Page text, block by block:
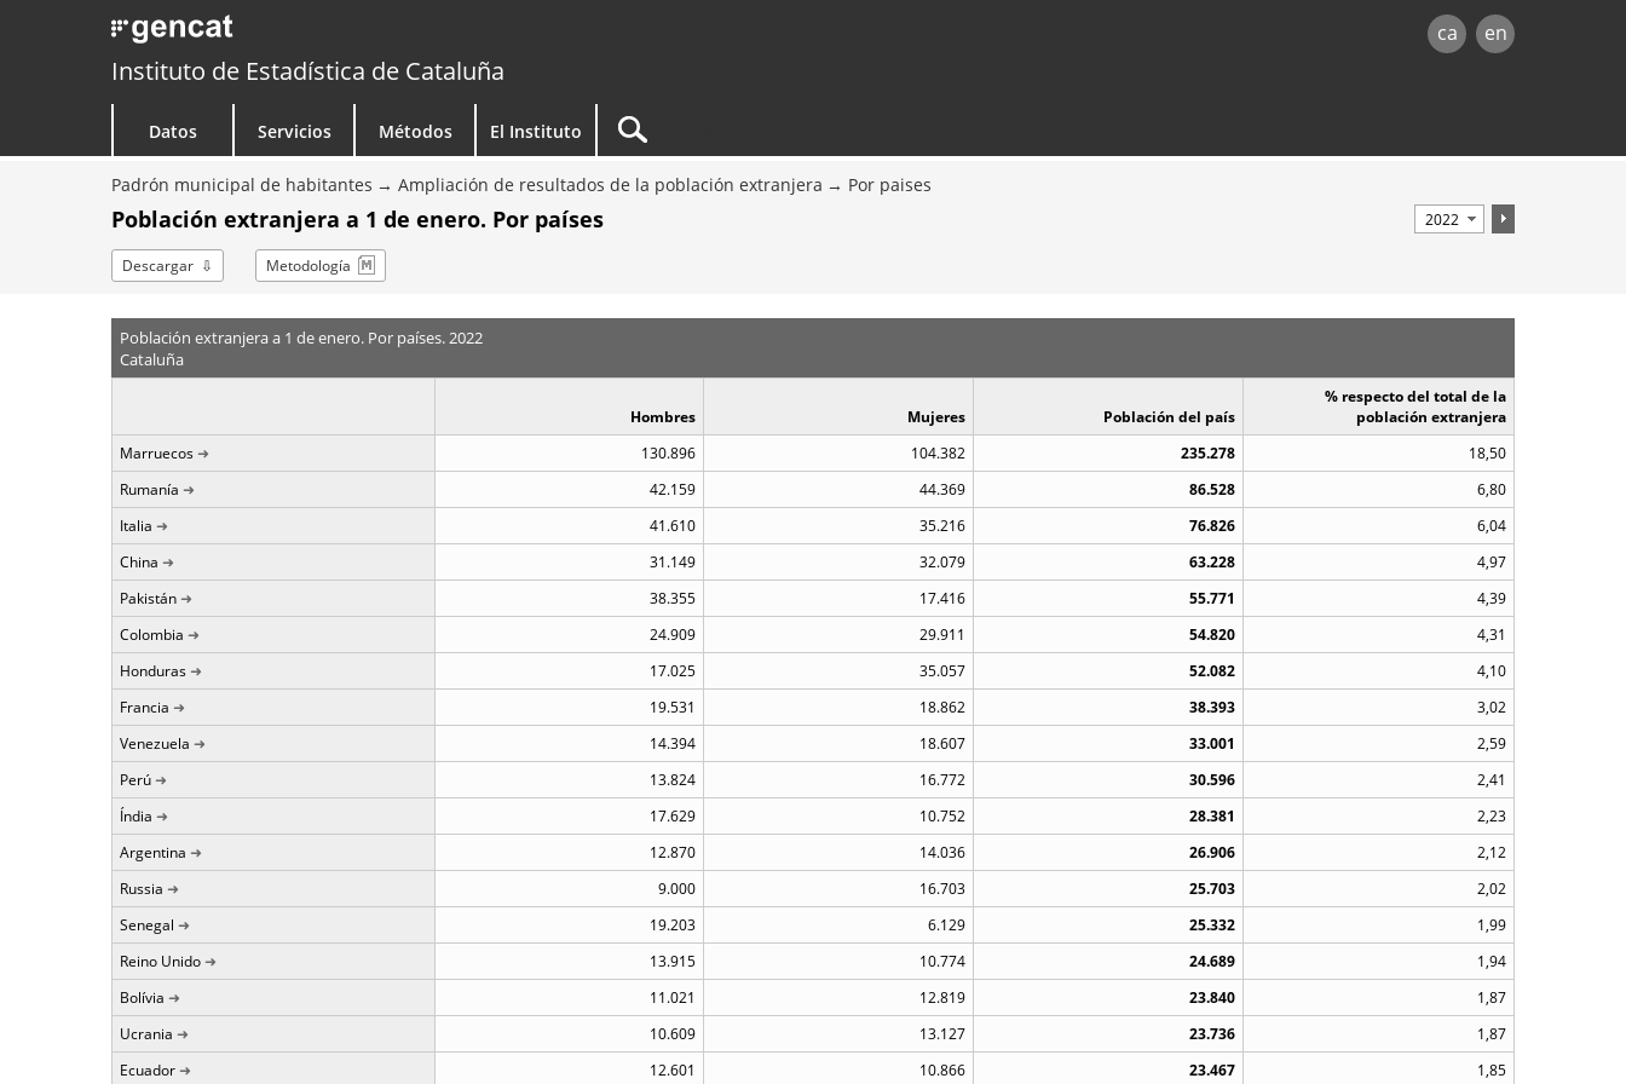
ca en
Instituto de Estadística de Cataluña
Datos Servicios Métodos El Instituto
Padrón municipal de habitantes Ampliación de resultados de la población extranjera Por paises
Población extranjera a 1 de enero. Por países
Descargar Metodología
Población extranjera a 1 de enero. Por países. 2022
Cataluña
Hombres Mujeres Población del país
% respecto del total de la
población extranjera
Marruecos
130.896 104.382 235.278
18,50
Rumanía
42.159 44.369 86.528
6,80
Italia
41.610 35.216 76.826
6,04
China
31.149 32.079 63.228
4,97
Pakistán
38.355 17.416 55.771
4,39
Colombia
24.909 29.911 54.820
4,31
Honduras
17.025 35.057 52.082
4,10
Francia
19.531 18.862 38.393
3,02
Venezuela
14.394 18.607 33.001
2,59
Perú
13.824 16.772 30.596
2,41
Índia
17.629 10.752 28.381
2,23
Argentina
12.870 14.036 26.906
2,12
Russia
9.000 16.703 25.703
2,02
Senegal
19.203 6.129 25.332
1,99
Reino Unido
13.915 10.774 24.689
1,94
Bolívia
11.021 12.819 23.840
1,87
Ucrania
10.609 13.127 23.736
1,87
Ecuador
12.601 10.866 23.467 1,85